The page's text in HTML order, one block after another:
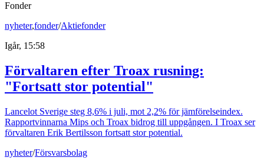
Fonder
nyheter,fonder/Aktiefonder
Igår, 15:58
Förvaltaren efter Troax rusning:
"Fortsatt stor potential"
Lancelot Sverige steg 8,6% i juli, mot 2,2% för jämförelseindex.
Rapportvinnarna Mips och Troax bidrog till uppgången. I Troax ser
förvaltaren Erik Bertilsson fortsatt stor potential.
nyheter/Försvarsbolag